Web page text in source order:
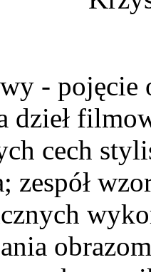
- pojęcie
dzieł
cech
zespół